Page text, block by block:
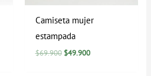
Camiseta mujer
estampada
$69.900 $49.900